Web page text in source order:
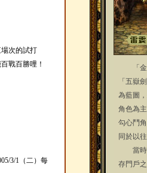
次的試打
戰百勝哩！
3/1（二）每
「金庸
「五嶽
為藍圖
角色為
勾心鬥
同於以
當時
存門戶